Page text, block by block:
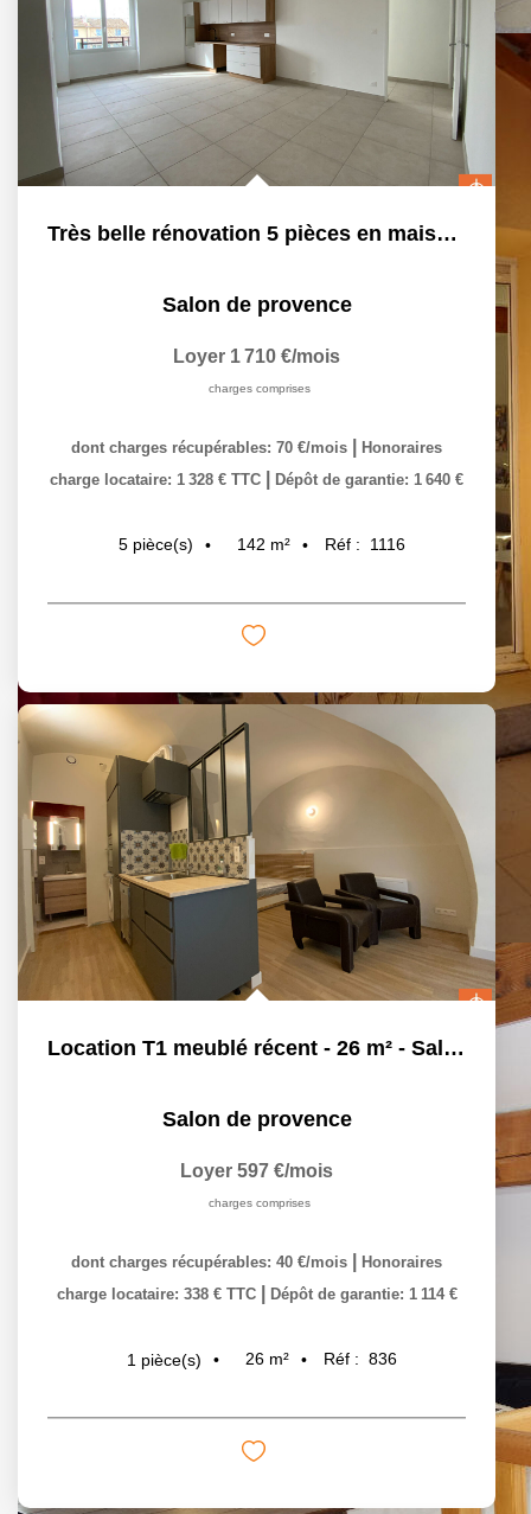
Très belle rénovation 5 pièces en maison de ville, centre...
Salon de provence
Loyer 1 710 €/mois
charges comprises
dont charges récupérables: 70 €/mois
Honoraires
charge locataire: 1 328 € TTC
Dépôt de garantie: 1 640 €
5 pièce(s) 142 m² Réf : 1116
Location T1 meublé récent - 26 m² - Salon De Provence
Salon de provence
Loyer 597 €/mois
charges comprises
dont charges récupérables: 40 €/mois
Honoraires
charge locataire: 338 € TTC
Dépôt de garantie: 1 114 €
1 pièce(s) 26 m² Réf : 836